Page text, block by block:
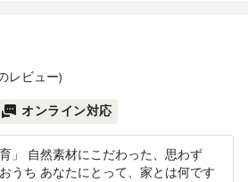
レビュー)
オンライン対応
」 自然素材にこだわった、思わず
うち あなたにとって、家とは何です